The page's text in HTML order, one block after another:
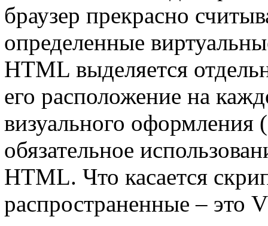
браузер прекрасно
определенные
HTML выделяется
его расположение на
визуального оформления
обязательное
HTML. Что касается
распространенные – это